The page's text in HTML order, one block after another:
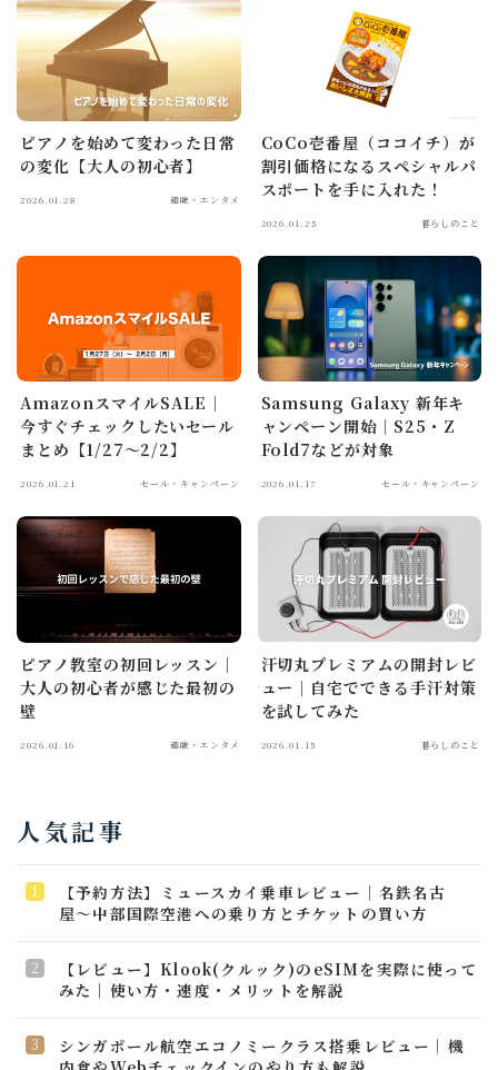
ピアノを始めて変わった日常
の変化【大人の初心者】
2026.01.28 趣味・エンタメ
CoCo壱番屋（ココイチ）が
割引価格になるスペシャルパ
スポートを手に入れた！
2026.01.25 暮らしのこと
AmazonスマイルSALE｜
今すぐチェックしたいセール
まとめ【1/27～2/2】
2026.01.21 セール・キャンペーン
Samsung Galaxy 新年キ
ャンペーン開始｜S25・Z
Fold7などが対象
2026.01.17 セール・キャンペーン
ピアノ教室の初回レッスン｜
大人の初心者が感じた最初の
壁
2026.01.16 趣味・エンタメ
汗切丸プレミアムの開封レビ
ュー｜自宅でできる手汗対策
を試してみた
2026.01.15 暮らしのこと
人気記事
【予約方法】ミュースカイ乗車レビュー｜名鉄名古
屋〜中部国際空港への乗り方とチケットの買い方
【レビュー】Klook(クルック)のeSIMを実際に使って
みた｜使い方・速度・メリットを解説
シンガポール航空エコノミークラス搭乗レビュー｜機